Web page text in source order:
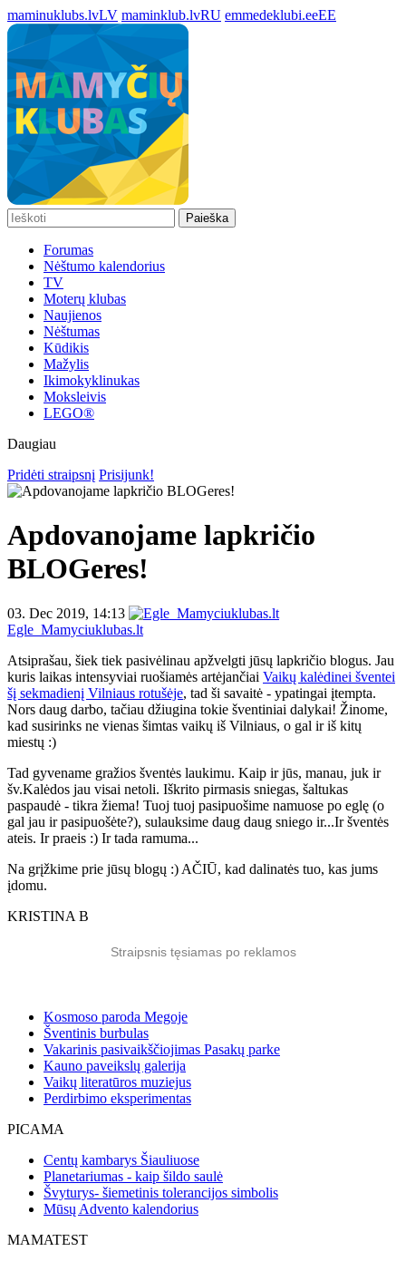
maminuklubs.lvLV maminklub.lvRU emmedeklubi.eeEE
Paieška
Forumas
Nėštumo kalendorius
TV
Moterų klubas
Naujienos
Nėštumas
Kūdikis
Mažylis
Ikimokyklinukas
Moksleivis
LEGO®
Daugiau
Pridėti straipsnį Prisijunk!
Apdovanojame lapkričio
BLOGeres!
03. Dec 2019, 14:13
Egle_Mamyciuklubas.lt
Atsiprašau, šiek tiek pasivėlinau apžvelgti jūsų lapkričio blogus. Jau
kuris laikas intensyviai ruošiamės artėjančiai Vaikų kalėdinei šventei
šį sekmadienį Vilniaus rotušėje, tad ši savaitė - ypatingai įtempta.
Nors daug darbo, tačiau džiugina tokie šventiniai dalykai! Žinome,
kad susirinks ne vienas šimtas vaikų iš Vilniaus, o gal ir iš kitų
miestų :)
Tad gyvename gražios šventės laukimu. Kaip ir jūs, manau, juk ir
šv.Kalėdos jau visai netoli. Iškrito pirmasis sniegas, šaltukas
paspaudė - tikra žiema! Tuoj tuoj pasipuošime namuose po eglę (o
gal jau ir pasipuošėte?), sulauksime daug daug sniego ir...Ir šventės
ateis. Ir praeis :) Ir tada ramuma...
Na grįžkime prie jūsų blogų :) AČIŪ, kad dalinatės tuo, kas jums
įdomu.
KRISTINA B
Straipsnis tęsiamas po reklamos
Kosmoso paroda Megoje
Šventinis burbulas
Vakarinis pasivaikščiojimas Pasakų parke
Kauno paveikslų galerija
Vaikų literatūros muziejus
Perdirbimo eksperimentas
PICAMA
Centų kambarys Šiauliuose
Planetariumas - kaip šildo saulė
Švyturys- šiemetinis tolerancijos simbolis
Mūsų Advento kalendorius
MAMATEST